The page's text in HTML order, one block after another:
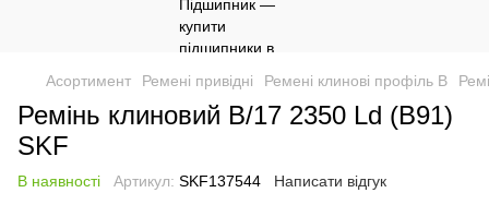
Асортимент Ремені привідні Ремені клинові профіль B
Ремінь клиновий B/17 2350 Ld (B91)
SKF
В наявності Артикул: SKF137544 Написати відгук